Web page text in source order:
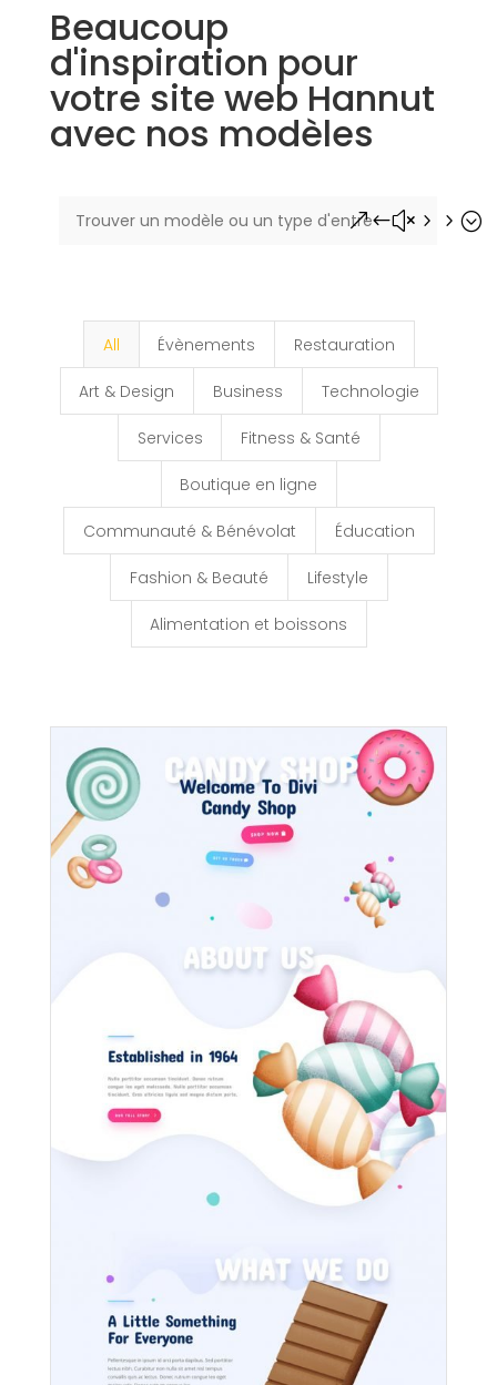
Beaucoup
d'inspiration pour
votre site web Hannut
avec nos modèles
&#x55;
All Évènements Restauration
Art & Design Business Technologie
Services Fitness & Santé
Boutique en ligne
Communauté & Bénévolat Éducation
Fashion & Beauté Lifestyle
Alimentation et boissons